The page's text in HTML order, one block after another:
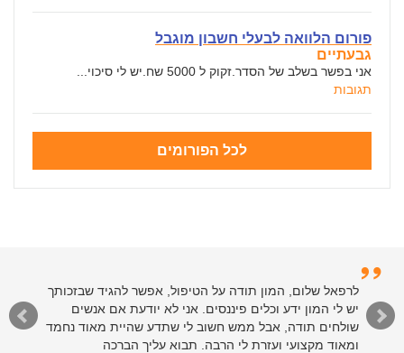
פורום הלוואה לבעלי חשבון מוגבל
גבעתיים
אני בפשר בשלב של הסדר.זקוק ל 5000 שח.יש לי סיכוי...
תגובות
לכל הפורומים
לרפאל שלום, המון תודה על הטיפול, אפשר להגיד שבזכותך
יש לי המון ידע וכלים פיננסים. אני לא יודעת אם אנשים
שולחים תודה, אבל ממש חשוב לי שתדע שהיית מאוד נחמד
ומאוד מקצועי ועזרת לי הרבה. תבוא עליך הברכה